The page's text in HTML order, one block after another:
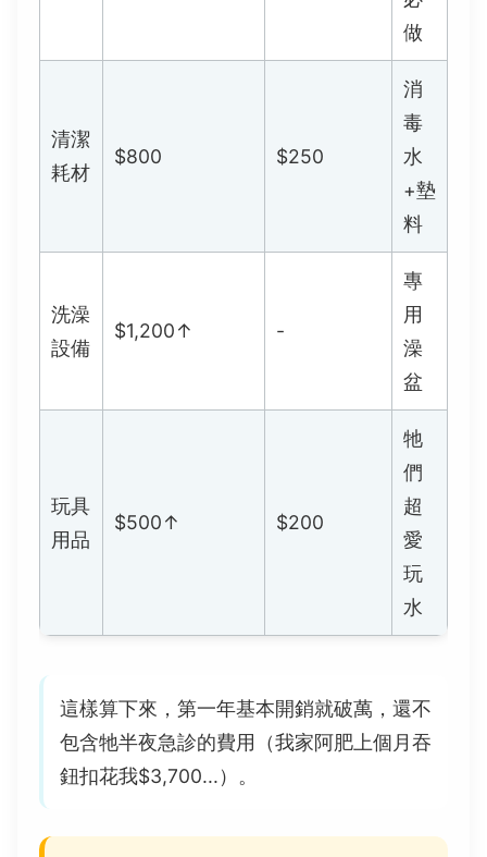
做
清潔
耗材
$800 $250
消
毒
水
+墊
料
洗澡
設備
$1,200↑ -
專
用
澡
盆
玩具
用品
$500↑ $200
牠
們
超
愛
玩
水
這樣算下來，第一年基本開銷就破萬，還不
包含牠半夜急診的費用（我家阿肥上個月吞
鈕扣花我$3,700...）。